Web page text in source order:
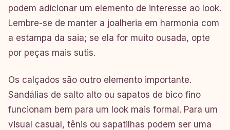
podem adicionar um elemento de interesse ao look.
Lembre-se de manter a joalheria em harmonia com
a estampa da saia; se ela for muito ousada, opte
por peças mais sutis.
Os calçados são outro elemento importante.
Sandálias de salto alto ou sapatos de bico fino
funcionam bem para um look mais formal. Para um
visual casual, tênis ou sapatilhas podem ser uma